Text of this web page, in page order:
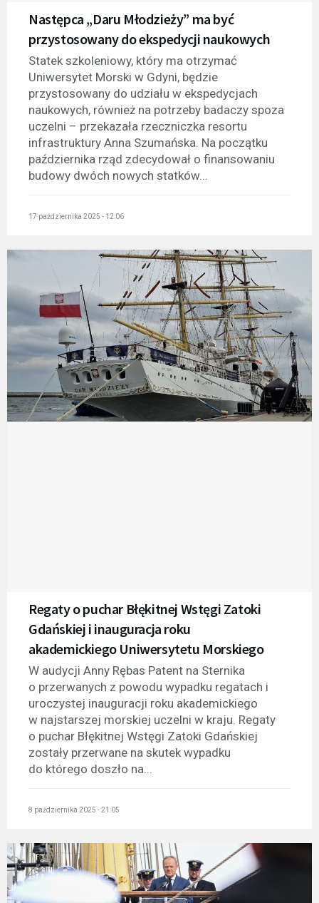
Następca „Daru Młodzieży” ma być
przystosowany do ekspedycji naukowych
Statek szkoleniowy, który ma otrzymać
Uniwersytet Morski w Gdyni, będzie
przystosowany do udziału w ekspedycjach
naukowych, również na potrzeby badaczy spoza
uczelni – przekazała rzeczniczka resortu
infrastruktury Anna Szumańska. Na początku
października rząd zdecydował o finansowaniu
budowy dwóch nowych statków...
17 października 2025 - 12:06
Regaty o puchar Błękitnej Wstęgi Zatoki
Gdańskiej i inauguracja roku
akademickiego Uniwersytetu Morskiego
W audycji Anny Rębas Patent na Sternika
o przerwanych z powodu wypadku regatach i
uroczystej inauguracji roku akademickiego
w najstarszej morskiej uczelni w kraju. Regaty
o puchar Błękitnej Wstęgi Zatoki Gdańskiej
zostały przerwane na skutek wypadku
do którego doszło na...
8 października 2025 - 21:05